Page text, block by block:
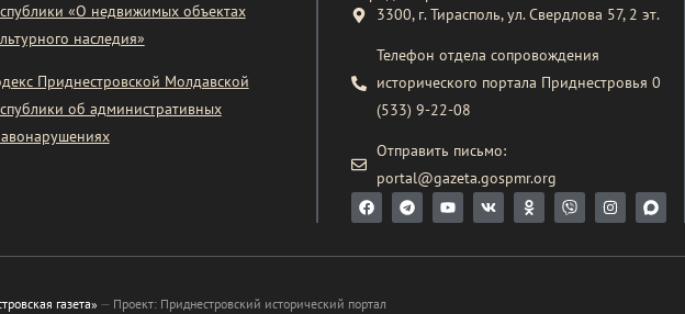
«О недвижимых объектах
наследия»
Приднестровской Молдавской
об административных
3300, г. Тирасполь, ул. Свердлова 57, 2 эт.
Телефон отдела сопровождения
исторического портала Приднестровья 0
(533) 9-22-08
Отправить письмо:
portal@gazeta.gospmr.org
газета» — Проект: Приднестровский исторический портал